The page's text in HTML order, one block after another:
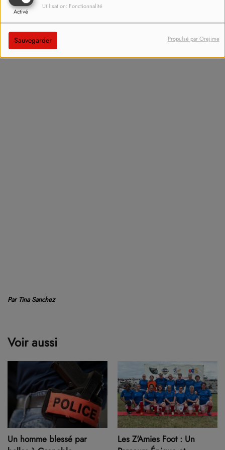
Activé
Utilisation: Fonctionnalité
Sauvegarder Propulsé par Orejime
Par Tina Sanchez
Voir aussi
Un homme blessé par
Les Z'Amies Foot : Un